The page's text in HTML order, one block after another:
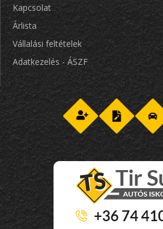
Kapcsolat
Árlista
Vállalási feltételek
Adatkezelés - ÁSZF